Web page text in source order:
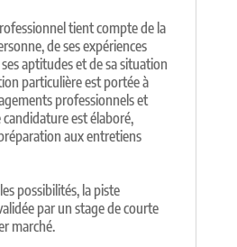
tient compte de la
de ses expériences
aptitudes et de sa situation
particulière est portée à
professionnels et
candidature est élaboré,
aux entretiens
possibilités, la piste
par un stage de courte
marché.